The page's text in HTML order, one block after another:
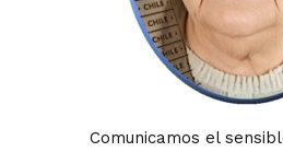
Comunicamos el